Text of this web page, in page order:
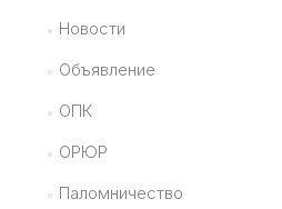
Новости
Объявление
ОПК
ОРЮР
Паломничество